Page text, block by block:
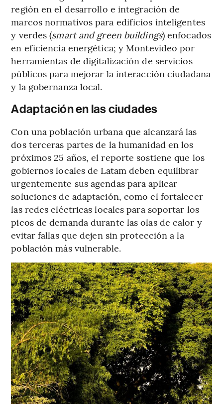
región en el desarrollo e integración de
marcos normativos para edificios inteligentes
y verdes (smart and green buildings) enfocados
en eficiencia energética; y Montevideo por
herramientas de digitalización de servicios
públicos para mejorar la interacción ciudadana
y la gobernanza local.
Adaptación en las ciudades
Con una población urbana que alcanzará las
dos terceras partes de la humanidad en los
próximos 25 años, el reporte sostiene que los
gobiernos locales de Latam deben equilibrar
urgentemente sus agendas para aplicar
soluciones de adaptación, como el fortalecer
las redes eléctricas locales para soportar los
picos de demanda durante las olas de calor y
evitar fallas que dejen sin protección a la
población más vulnerable.